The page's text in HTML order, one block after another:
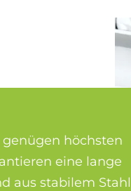
höchsten
eine lange
aus stabilem Stahl